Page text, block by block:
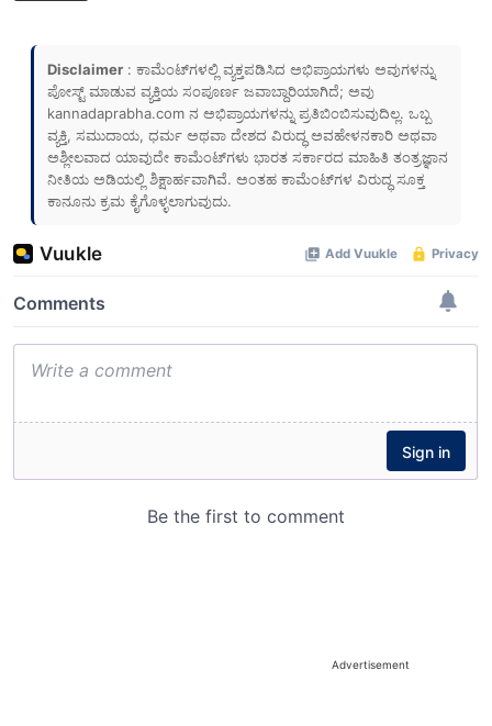
Disclaimer : ಕಾಮೆಂಟ್‌ಗಳಲ್ಲಿ ವ್ಯಕ್ತಪಡಿಸಿದ ಅಭಿಪ್ರಾಯಗಳು ಅವುಗಳನ್ನು
ಪೋಸ್ಟ್ ಮಾಡುವ ವ್ಯಕ್ತಿಯ ಸಂಪೂರ್ಣ ಜವಾಬ್ದಾರಿಯಾಗಿದೆ; ಅವು
kannadaprabha.com ನ ಅಭಿಪ್ರಾಯಗಳನ್ನು ಪ್ರತಿಬಿಂಬಿಸುವುದಿಲ್ಲ. ಒಬ್ಬ
ವ್ಯಕ್ತಿ, ಸಮುದಾಯ, ಧರ್ಮ ಅಥವಾ ದೇಶದ ವಿರುದ್ಧ ಅವಹೇಳನಕಾರಿ ಅಥವಾ
ಅಶ್ಲೀಲವಾದ ಯಾವುದೇ ಕಾಮೆಂಟ್‌ಗಳು ಭಾರತ ಸರ್ಕಾರದ ಮಾಹಿತಿ ತಂತ್ರಜ್ಞಾನ
ನೀತಿಯ ಅಡಿಯಲ್ಲಿ ಶಿಕ್ಷಾರ್ಹವಾಗಿವೆ. ಅಂತಹ ಕಾಮೆಂಟ್‌ಗಳ ವಿರುದ್ಧ ಸೂಕ್ತ
ಕಾನೂನು ಕ್ರಮ ಕೈಗೊಳ್ಳಲಾಗುವುದು.
Advertisement